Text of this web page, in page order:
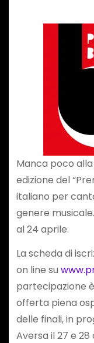
Manca poco
edizione del
italiano per
genere
al 24 aprile.
La scheda di
on line su
partecipazione
offerta piena
delle finali, in
Aversa il 27 e